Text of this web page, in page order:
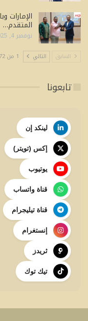
الإمارات
المتقدم…
نوفمبر 4, 2025
السابق التالي 1 من 72
تابعونا
لينكد إن
إكس (تويتر)
يوتيوب
قناة واتساب
قناة تيليجرام
إنستغرام
ثريدز
تيك توك